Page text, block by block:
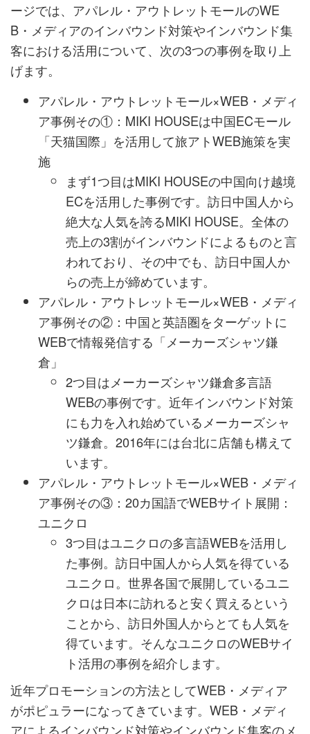
ージでは、アパレル・アウトレットモールのWE
B・メディアのインバウンド対策やインバウンド集
客における活用について、次の3つの事例を取り上
げます。
アパレル・アウトレットモール×WEB・メディ
ア事例その①：MIKI HOUSEは中国ECモール
「天猫国際」を活用して旅アトWEB施策を実
施
まず1つ目はMIKI HOUSEの中国向け越境
ECを活用した事例です。訪日中国人から
絶大な人気を誇るMIKI HOUSE。全体の
売上の3割がインバウンドによるものと言
われており、その中でも、訪日中国人か
らの売上が締めています。
アパレル・アウトレットモール×WEB・メディ
ア事例その②：中国と英語圏をターゲットに
WEBで情報発信する「メーカーズシャツ鎌
倉」
2つ目はメーカーズシャツ鎌倉多言語
WEBの事例です。近年インバウンド対策
にも力を入れ始めているメーカーズシャ
ツ鎌倉。2016年には台北に店舗も構えて
います。
アパレル・アウトレットモール×WEB・メディ
ア事例その③：20カ国語でWEBサイト展開：
ユニクロ
3つ目はユニクロの多言語WEBを活用し
た事例。訪日中国人から人気を得ている
ユニクロ。世界各国で展開しているユニ
クロは日本に訪れると安く買えるという
ことから、訪日外国人からとても人気を
得ています。そんなユニクロのWEBサイ
ト活用の事例を紹介します。
近年プロモーションの方法としてWEB・メディア
がポピュラーになってきています。WEB・メディ
アによるインバウンド対策やインバウンド集客のメ